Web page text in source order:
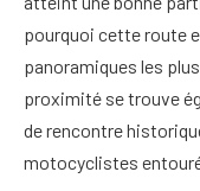
pourquoi cette route
panoramiques les
proximité se trouve
de rencontre
motocyclistes